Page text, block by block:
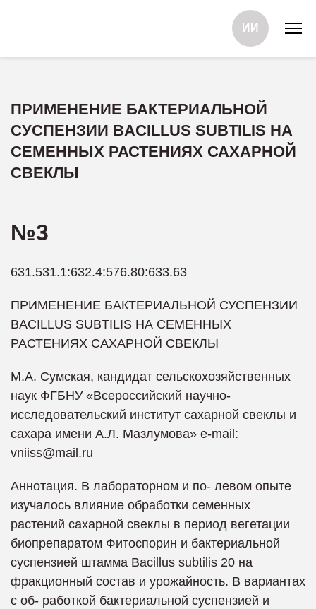
ИИ
ПРИМЕНЕНИЕ БАКТЕРИАЛЬНОЙ
СУСПЕНЗИИ BACILLUS SUBTILIS НА
СЕМЕННЫХ РАСТЕНИЯХ САХАРНОЙ
СВЕКЛЫ
№3
631.531.1:632.4:576.80:633.63
ПРИМЕНЕНИЕ БАКТЕРИАЛЬНОЙ СУСПЕНЗИИ
BACILLUS SUBTILIS НА СЕМЕННЫХ
РАСТЕНИЯХ САХАРНОЙ СВЕКЛЫ
М.А. Сумская, кандидат сельскохозяйственных
наук ФГБНУ «Всероссийский научно-
исследовательский институт сахарной свеклы и
сахара имени А.Л. Мазлумова» e-mail:
vniiss@mail.ru
Аннотация. В лабораторном и по- левом опыте
изучалось влияние обработки семенных
растений сахарной свеклы в период вегетации
биопрепаратом Фитоспорин и бактериальной
суспензией штамма Bacillus subtilis 20 на
фракционный состав и урожайность. В вариантах
с об- работкой бактериальной суспензией и